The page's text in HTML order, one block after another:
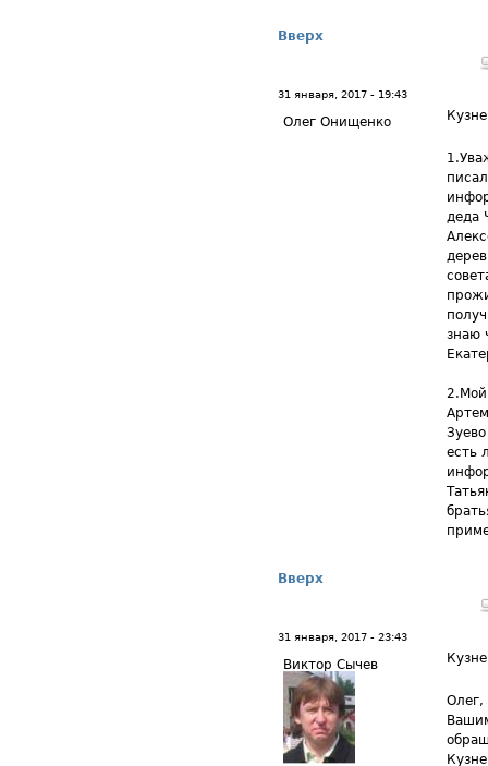
Вверх
31 января, 2017 - 19:43
Олег Онищенко
деда
знаю
2.Мой
есть
Вверх
31 января, 2017 - 23:43
Виктор Сычев
Олег,